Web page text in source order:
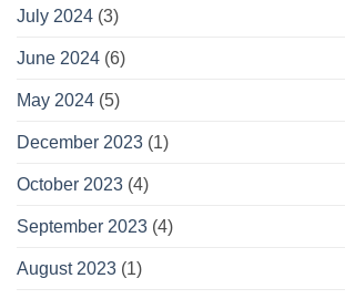
July 2024 (3)
June 2024 (6)
May 2024 (5)
December 2023 (1)
October 2023 (4)
September 2023 (4)
August 2023 (1)